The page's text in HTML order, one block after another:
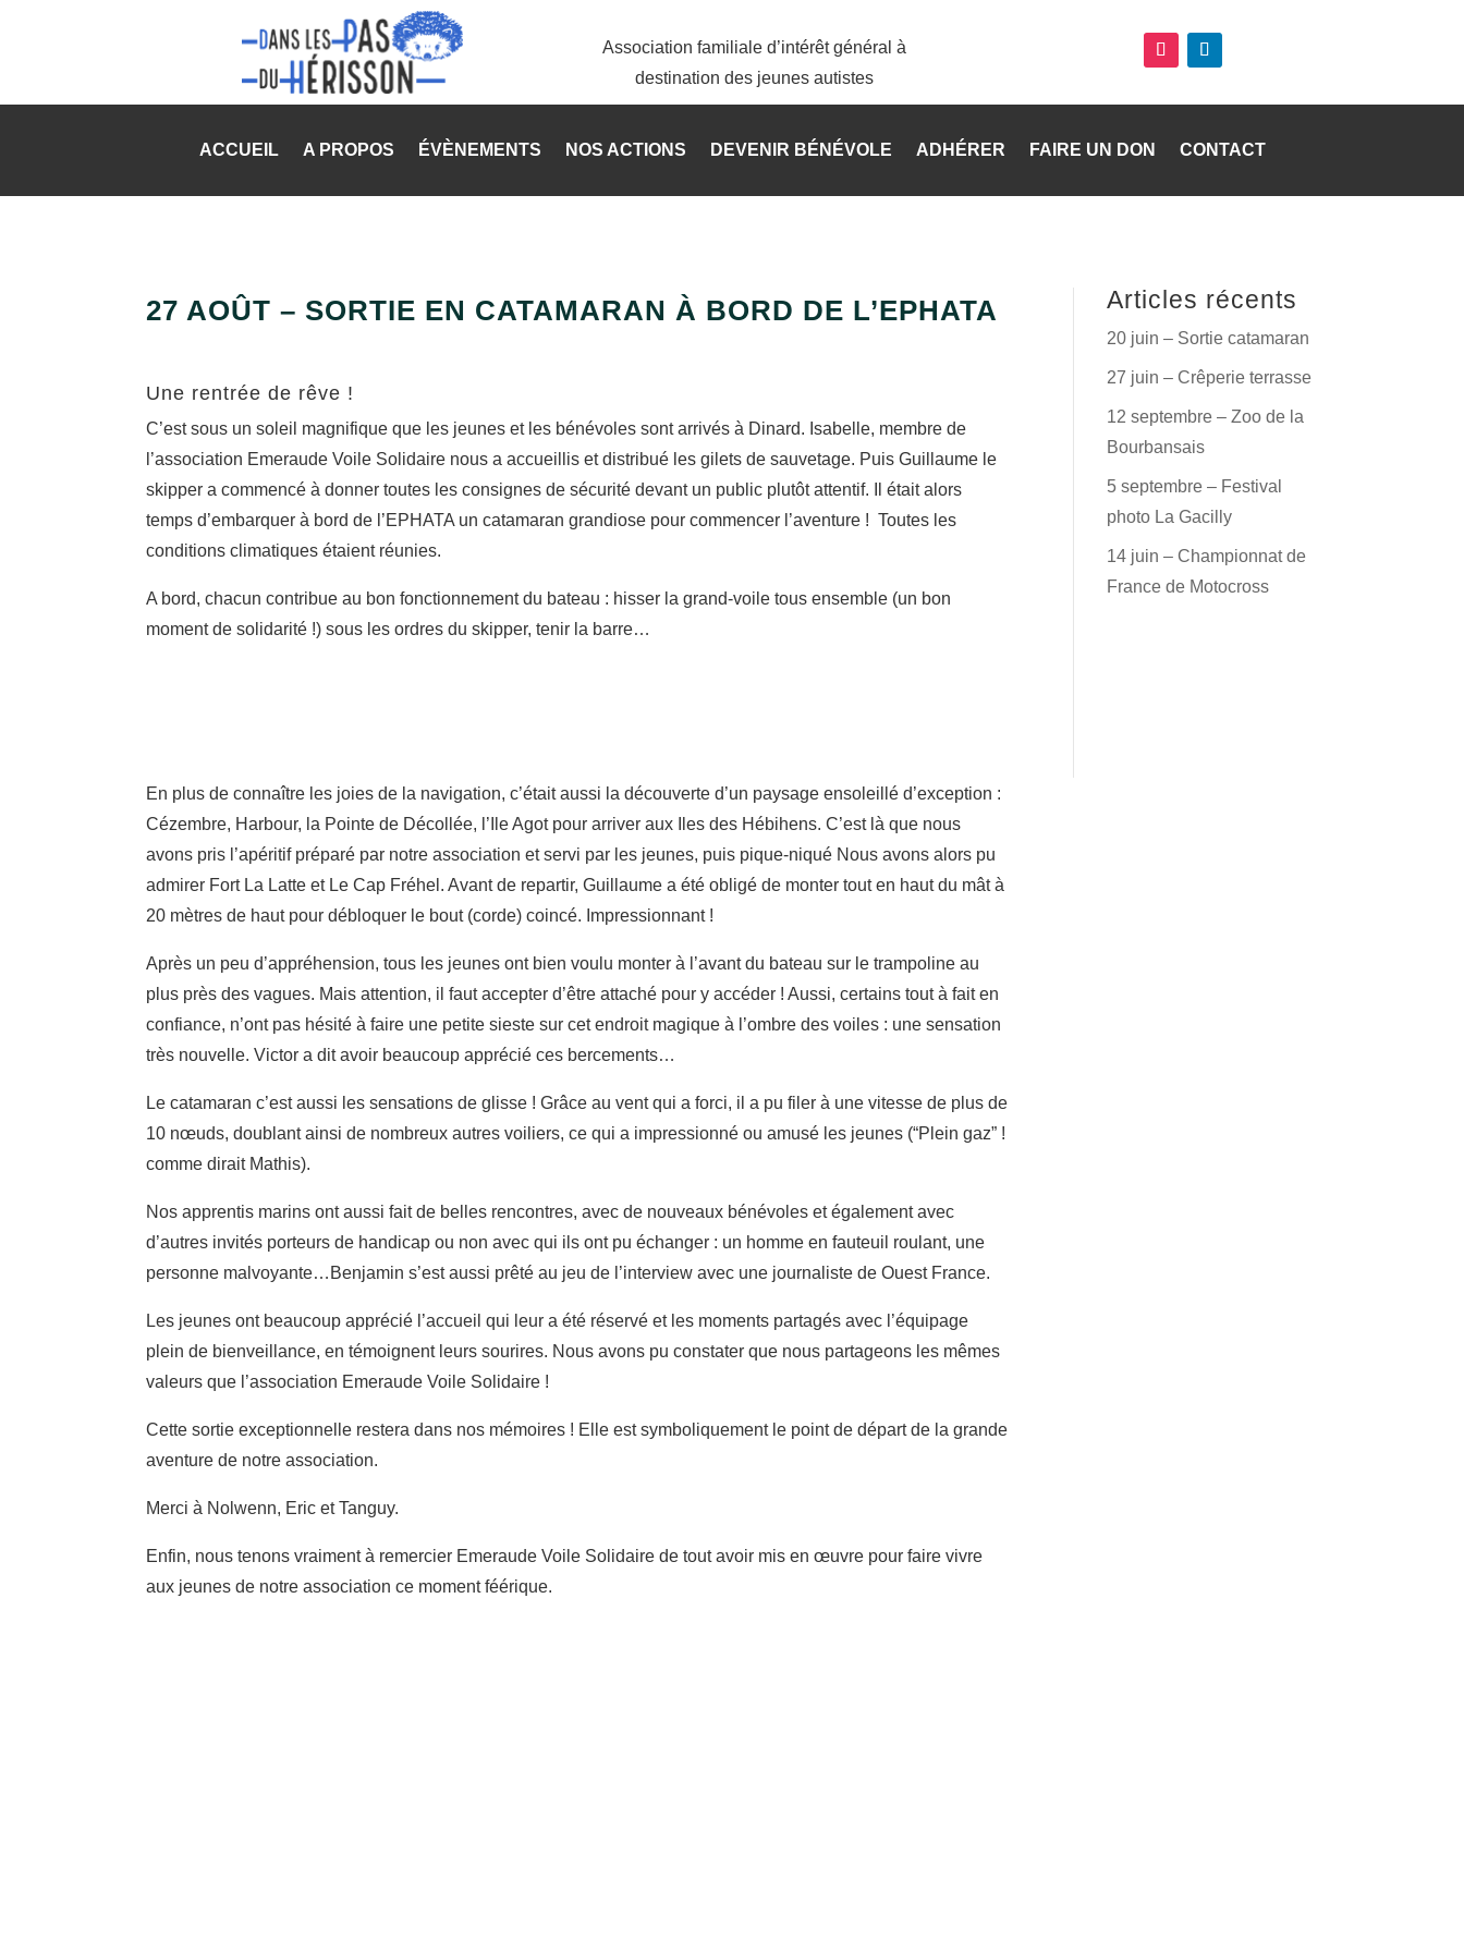
Association familiale d’intérêt général à
destination des jeunes autistes
ACCUEIL A PROPOS ÉVÈNEMENTS NOS ACTIONS DEVENIR BÉNÉVOLE ADHÉRER FAIRE UN DON CONTACT
27 AOÛT – SORTIE EN CATAMARAN À BORD DE L’EPHATA
Une rentrée de rêve !
C’est sous un soleil magnifique que les jeunes et les bénévoles sont arrivés à Dinard. Isabelle, membre de
l’association Emeraude Voile Solidaire nous a accueillis et distribué les gilets de sauvetage. Puis Guillaume le
skipper a commencé à donner toutes les consignes de sécurité devant un public plutôt attentif. Il était alors
temps d’embarquer à bord de l’EPHATA un catamaran grandiose pour commencer l’aventure ! Toutes les
conditions climatiques étaient réunies.
A bord, chacun contribue au bon fonctionnement du bateau : hisser la grand-voile tous ensemble (un bon
moment de solidarité !) sous les ordres du skipper, tenir la barre…
En plus de connaître les joies de la navigation, c’était aussi la découverte d’un paysage ensoleillé d’exception :
Cézembre, Harbour, la Pointe de Décollée, l’Ile Agot pour arriver aux Iles des Hébihens. C’est là que nous
avons pris l’apéritif préparé par notre association et servi par les jeunes, puis pique-niqué Nous avons alors pu
admirer Fort La Latte et Le Cap Fréhel. Avant de repartir, Guillaume a été obligé de monter tout en haut du mât à
20 mètres de haut pour débloquer le bout (corde) coincé. Impressionnant !
Après un peu d’appréhension, tous les jeunes ont bien voulu monter à l’avant du bateau sur le trampoline au
plus près des vagues. Mais attention, il faut accepter d’être attaché pour y accéder ! Aussi, certains tout à fait en
confiance, n’ont pas hésité à faire une petite sieste sur cet endroit magique à l’ombre des voiles : une sensation
très nouvelle. Victor a dit avoir beaucoup apprécié ces bercements…
Le catamaran c’est aussi les sensations de glisse ! Grâce au vent qui a forci, il a pu filer à une vitesse de plus de
10 nœuds, doublant ainsi de nombreux autres voiliers, ce qui a impressionné ou amusé les jeunes (“Plein gaz” !
comme dirait Mathis).
Nos apprentis marins ont aussi fait de belles rencontres, avec de nouveaux bénévoles et également avec
d’autres invités porteurs de handicap ou non avec qui ils ont pu échanger : un homme en fauteuil roulant, une
personne malvoyante…Benjamin s’est aussi prêté au jeu de l’interview avec une journaliste de Ouest France.
Les jeunes ont beaucoup apprécié l’accueil qui leur a été réservé et les moments partagés avec l’équipage
plein de bienveillance, en témoignent leurs sourires. Nous avons pu constater que nous partageons les mêmes
valeurs que l’association Emeraude Voile Solidaire !
Cette sortie exceptionnelle restera dans nos mémoires ! Elle est symboliquement le point de départ de la grande
aventure de notre association.
Merci à Nolwenn, Eric et Tanguy.
Enfin, nous tenons vraiment à remercier Emeraude Voile Solidaire de tout avoir mis en œuvre pour faire vivre
aux jeunes de notre association ce moment féérique.
Articles récents
20 juin – Sortie catamaran
27 juin – Crêperie terrasse
12 septembre – Zoo de la
Bourbansais
5 septembre – Festival
photo La Gacilly
14 juin – Championnat de
France de Motocross